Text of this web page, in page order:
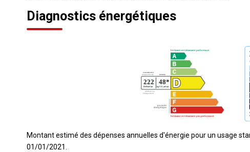
Diagnostics énergétiques
Montant estimé des dépenses annuelles d'énergie pour un usage
01/01/2021.